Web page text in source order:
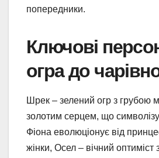
попередники.
Ключові
огра до
Шрек – зелений огр з грубою
золотим серцем, що
Фіона еволюціонує від
жінки, Осел – вічний оптиміст